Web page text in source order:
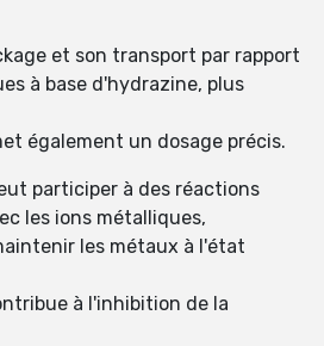
et son transport par rapport
à base d'hydrazine, plus
également un dosage précis.
participer à des réactions
les ions métalliques,
les métaux à l'état
à l'inhibition de la